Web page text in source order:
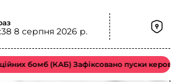
8 серпня 2026 р.
бомб (КАБ) Зафіксовано пуски
ожеледиця у Рощинська
– актуальна ситуація
та ожеледиці у Рощинська